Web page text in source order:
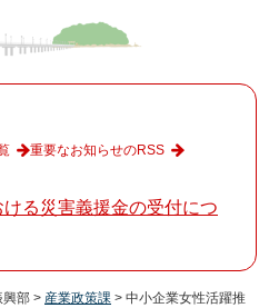
る災害義援金の受付につ
重要なお知らせのRSS
興部 > 産業政策課 > 中小企業女性活躍推